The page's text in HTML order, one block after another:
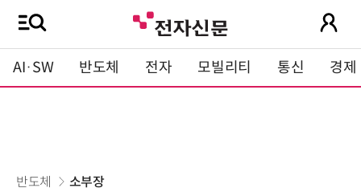
AI·SW 반도체 전자 모빌리티 통신 경제
반도체 소부장